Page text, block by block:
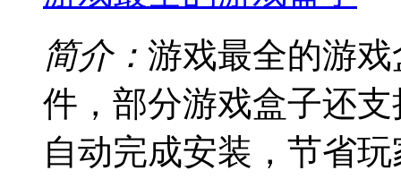
简介： 游戏最全的游
件，部分游戏盒子还
自动完成安装，节省